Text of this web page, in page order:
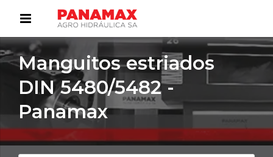
Manguitos estriados
DIN 5480/5482 -
Panamax